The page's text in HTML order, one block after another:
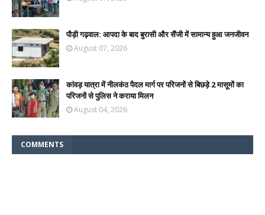
पौड़ी गढ़वाल: आपदा के बाद बुरासी और सैंजी में सामान्य हुआ जनजीवन
August 07, 2026
कांवड़ यात्रा में नीलकंठ पैदल मार्ग पर परिजनों से बिछड़े 2 मासूमों का
परिजनों से पुलिस ने कराया मिलन
August 04, 2026
COMMENTS